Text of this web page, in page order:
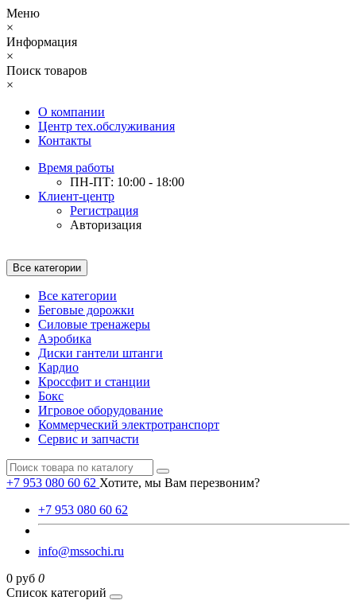
Меню
×
Информация
×
Поиск товаров
×
О компании
Центр тех.обслуживания
Контакты
Время работы
ПН-ПТ: 10:00 - 18:00
Клиент-центр
Регистрация
Авторизация
Все категории
Все категории
Беговые дорожки
Силовые тренажеры
Аэробика
Диски гантели штанги
Кардио
Кроссфит и станции
Бокс
Игровое оборудование
Коммерческий электротранспорт
Сервис и запчасти
+7 953 080 60 62 Хотите, мы Вам перезвоним?
+7 953 080 60 62
info@mssochi.ru
0 руб 0
Список категорий